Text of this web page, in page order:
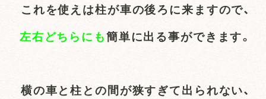
これを使えは柱が車の後ろに来ますので、
左右どちらにも簡単に出る事ができます。
横の車と柱との間が狭すぎて出られない、